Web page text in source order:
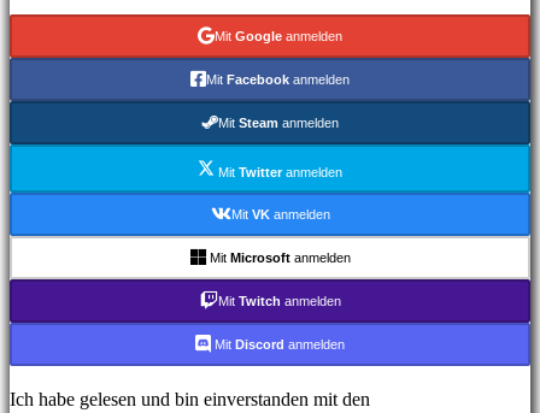
FAQ
Login
AR
Mit Google anmelden
Mit Facebook anmelden
Mit Steam anmelden
MitTwitteranmelden
Mit VKanmelden
Mit Microsoftanmelden
Mit Twitch anmelden
Mit Discord anmelden
Ich habe gelesen und bin einverstanden mit den